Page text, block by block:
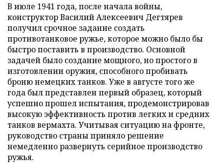
В июле 1941 года, после начала войны,
конструктор Василий Алексеевич Дегтярев
получил срочное задание создать
противотанковое ружье, которое можно было бы
быстро поставить в производство. Основной
задачей было создание мощного, но простого в
изготовлении оружия, способного пробивать
броню немецких танков. Уже в августе того же
года был представлен первый образец, который
успешно прошел испытания, продемонстрировав
высокую эффективность против легких и средних
танков вермахта. Учитывая ситуацию на фронте,
руководство страны приняло решение
немедленно развернуть серийное производство
ружья.